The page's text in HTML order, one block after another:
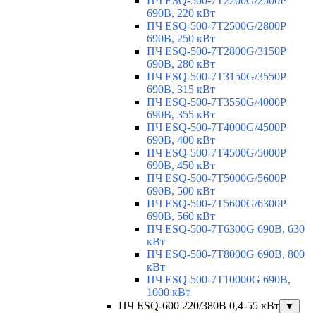
690В, 220 кВт
ПЧ ESQ-500-7T2500G/2800P
690В, 250 кВт
ПЧ ESQ-500-7T2800G/3150P
690В, 280 кВт
ПЧ ESQ-500-7T3150G/3550P
690В, 315 кВт
ПЧ ESQ-500-7T3550G/4000P
690В, 355 кВт
ПЧ ESQ-500-7T4000G/4500P
690В, 400 кВт
ПЧ ESQ-500-7T4500G/5000P
690В, 450 кВт
ПЧ ESQ-500-7T5000G/5600P
690В, 500 кВт
ПЧ ESQ-500-7T5600G/6300P
690В, 560 кВт
ПЧ ESQ-500-7T6300G 690В, 630
кВт
ПЧ ESQ-500-7T8000G 690В, 800
кВт
ПЧ ESQ-500-7T10000G 690В,
1000 кВт
ПЧ ESQ-600 220/380В 0,4-55 кВт
▼